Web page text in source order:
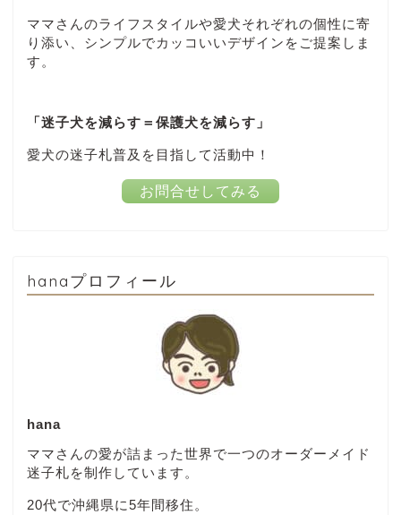
ママさんのライフスタイルや愛犬それぞれの個性に寄
り添い、シンプルでカッコいいデザインをご提案しま
す。
「迷子犬を減らす＝保護犬を減らす」
愛犬の迷子札普及を目指して活動中！
お問合せしてみる
hanaプロフィール
hana
ママさんの愛が詰まった世界で一つのオーダーメイド
迷子札を制作しています。
20代で沖縄県に5年間移住。